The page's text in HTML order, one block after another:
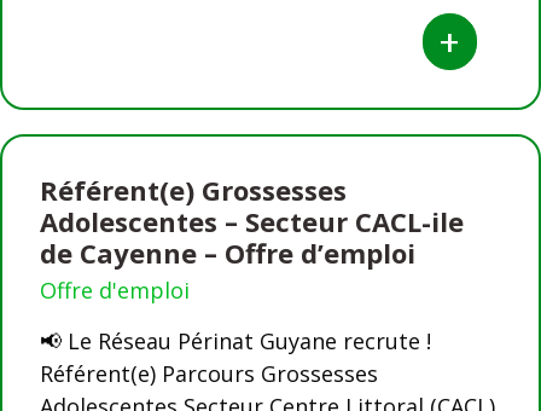
+
Référent(e) Grossesses
Adolescentes – Secteur CACL-ile
de Cayenne – Offre d’emploi
Offre d'emploi
📢 Le Réseau Périnat Guyane recrute !
Référent(e) Parcours Grossesses